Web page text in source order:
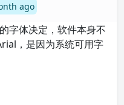
ago
字体决定，软件本身不
，是因为系统可用字